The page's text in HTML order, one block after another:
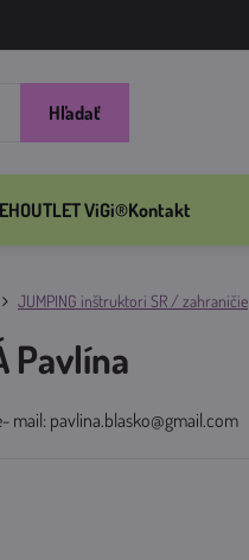
Hľadať
OUTLET ViGi®Kontakt
JUMPING inštruktori SR / zahraničie
Pavlína
mail: pavlina.blasko@gmail.com